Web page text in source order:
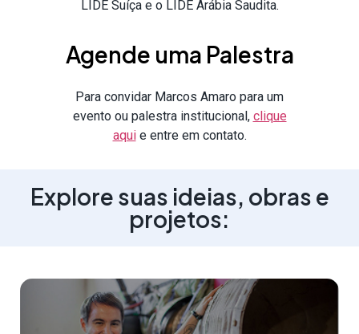
LIDE Suíça e o LIDE Arábia Saudita.
Agende uma Palestra
Para convidar Marcos Amaro para um
evento ou palestra institucional, clique
aquie entre em contato.
Explore suas ideias, obras e
projetos: